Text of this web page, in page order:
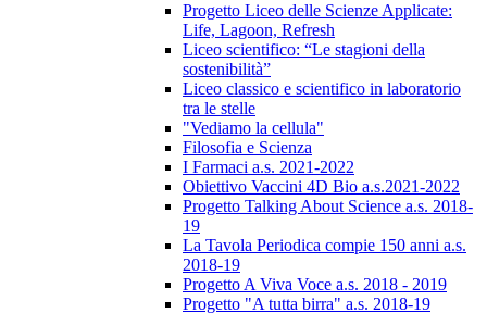
Progetto Liceo delle Scienze Applicate:
Life, Lagoon, Refresh
Liceo scientifico: “Le stagioni della
sostenibilità”
Liceo classico e scientifico in laboratorio
tra le stelle
"Vediamo la cellula"
Filosofia e Scienza
I Farmaci a.s. 2021-2022
Obiettivo Vaccini 4D Bio a.s.2021-2022
Progetto Talking About Science a.s. 2018-
19
La Tavola Periodica compie 150 anni a.s.
2018-19
Progetto A Viva Voce a.s. 2018 - 2019
Progetto "A tutta birra" a.s. 2018-19